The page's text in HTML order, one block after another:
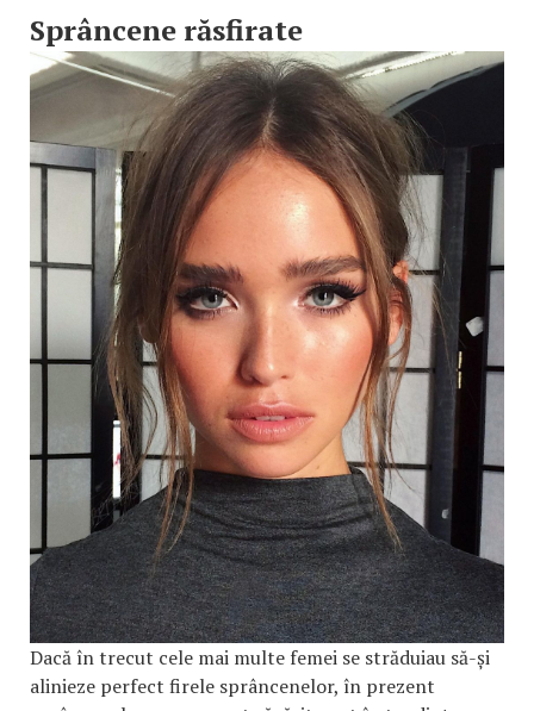
Sprâncene răsfirate
Dacă în trecut cele mai multe femei se străduiau să-și
alinieze perfect firele sprâncenelor, în prezent